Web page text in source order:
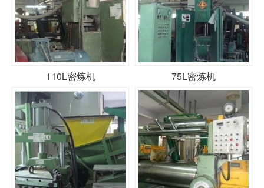
110L密炼机 75L密炼机